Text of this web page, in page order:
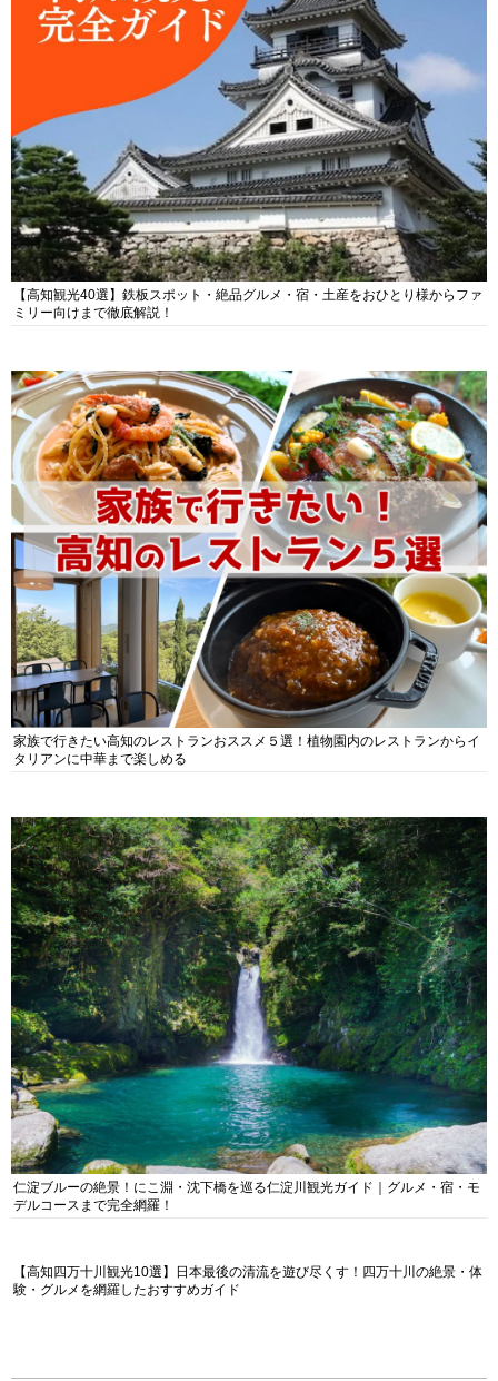
【高知観光40選】鉄板スポット・絶品グルメ・宿・土産をおひとり様からファ
ミリー向けまで徹底解説！
家族で行きたい高知のレストランおススメ５選！植物園内のレストランからイ
タリアンに中華まで楽しめる
仁淀ブルーの絶景！にこ淵・沈下橋を巡る仁淀川観光ガイド｜グルメ・宿・モ
デルコースまで完全網羅！
【高知四万十川観光10選】日本最後の清流を遊び尽くす！四万十川の絶景・体
験・グルメを網羅したおすすめガイド